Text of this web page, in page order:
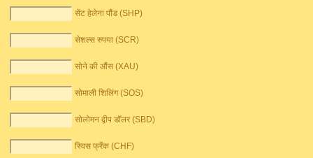
सेंट हेलेना पौंड (SHP)
सेशल्स रुपया (SCR)
सोने की औंस (XAU)
सोमाली शिलिंग (SOS)
सोलोमन द्वीप डॉलर (SBD)
स्विस फ्रैंक (CHF)